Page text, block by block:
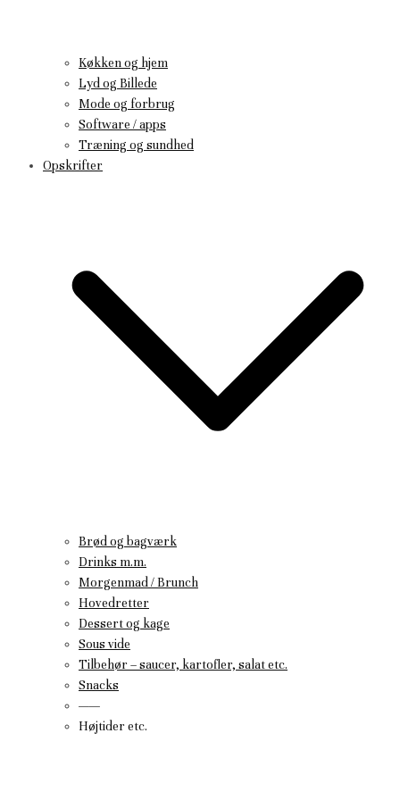
Køkken og hjem
Lyd og Billede
Mode og forbrug
Software / apps
Træning og sundhed
Opskrifter
Brød og bagværk
Drinks m.m.
Morgenmad / Brunch
Hovedretter
Dessert og kage
Sous vide
Tilbehør – saucer, kartofler, salat etc.
Snacks
——
Højtider etc.